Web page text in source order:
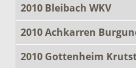
2010 Bleibach WKV
2010 Achkarren
2010 Gottenheim